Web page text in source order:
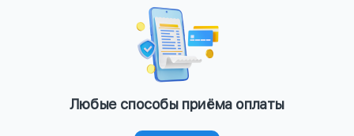
Любые способы приёма оплаты